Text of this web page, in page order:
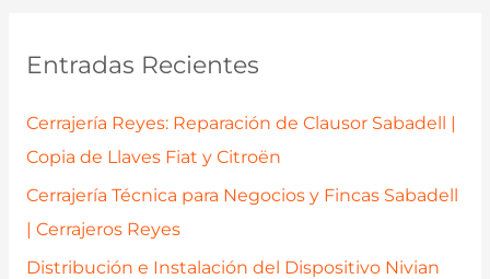
p
o
Entradas Recientes
Cerrajería Reyes: Reparación de Clausor Sabadell |
Copia de Llaves Fiat y Citroën
Cerrajería Técnica para Negocios y Fincas Sabadell
| Cerrajeros Reyes
Distribución e Instalación del Dispositivo Nivian